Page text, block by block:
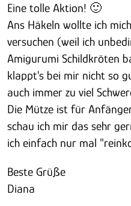
Eine tolle Aktion! 🙂
Ans Häkeln wollte ich
versuchen (weil ich
Amigurumi Schildkröten
klappt's bei mir nicht so
auch immer zu viel
Die Mütze ist für
schau ich mir das sehr
ich einfach nur mal
Beste Grüße
Diana